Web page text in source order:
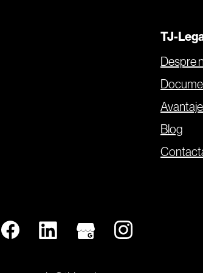
TJ-
Despre
Avantaje
Blog